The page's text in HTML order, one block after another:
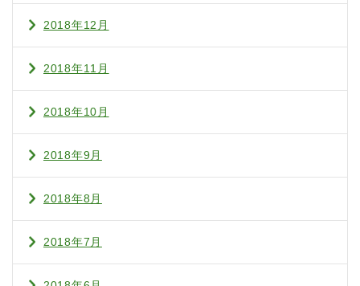
2018年12月
2018年11月
2018年10月
2018年9月
2018年8月
2018年7月